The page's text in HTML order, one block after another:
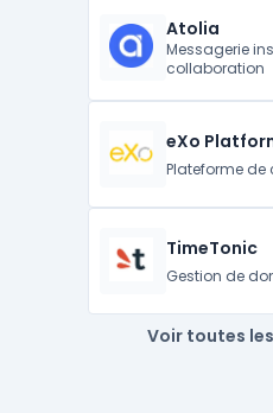
Atolia
Messagerie
collaboration
eXo
Plateforme
TimeTonic
Gestion de
Voir toutes